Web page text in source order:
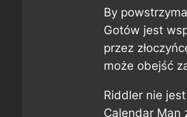
By
Gotów jest
przez
może obejść
Riddler nie
Calendar Man